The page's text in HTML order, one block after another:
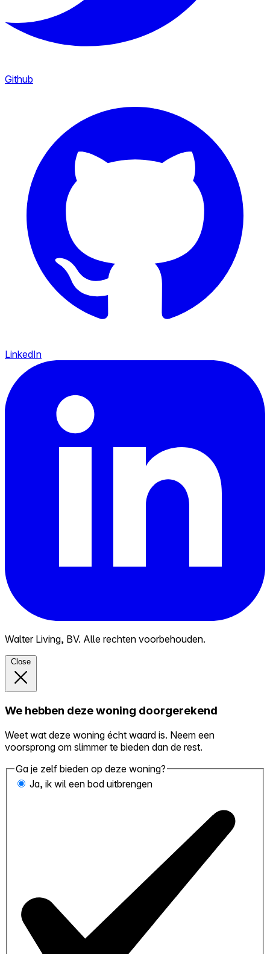
Github
LinkedIn
Walter Living, BV. Alle rechten voorbehouden.
Close
We hebben deze woning doorgerekend
Weet wat deze woning écht waard is. Neem een
voorsprong om slimmer te bieden dan de rest.
Ga je zelf bieden op deze woning?
Ja, ik wil een bod uitbrengen